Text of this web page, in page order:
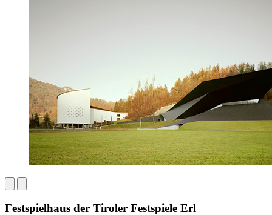
Festspielhaus der Tiroler Festspiele Erl